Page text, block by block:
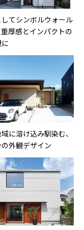
してシンボルウォール
厚感とインパクトの
に溶け込み馴染む、
外観デザイン